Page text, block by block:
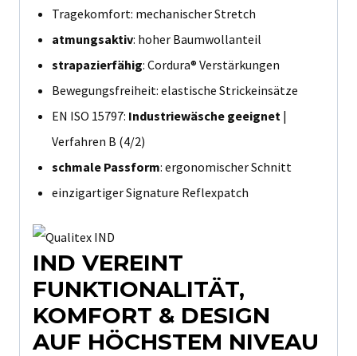
Tragekomfort: mechanischer Stretch
atmungsaktiv: hoher Baumwollanteil
strapazierfähig: Cordura® Verstärkungen
Bewegungsfreiheit: elastische Strickeinsätze
EN ISO 15797: Industriewäsche geeignet |
Verfahren B (4/2)
schmale Passform: ergonomischer Schnitt
einzigartiger Signature Reflexpatch
IND VEREINT
FUNKTIONALITÄT,
KOMFORT & DESIGN
AUF HÖCHSTEM NIVEAU